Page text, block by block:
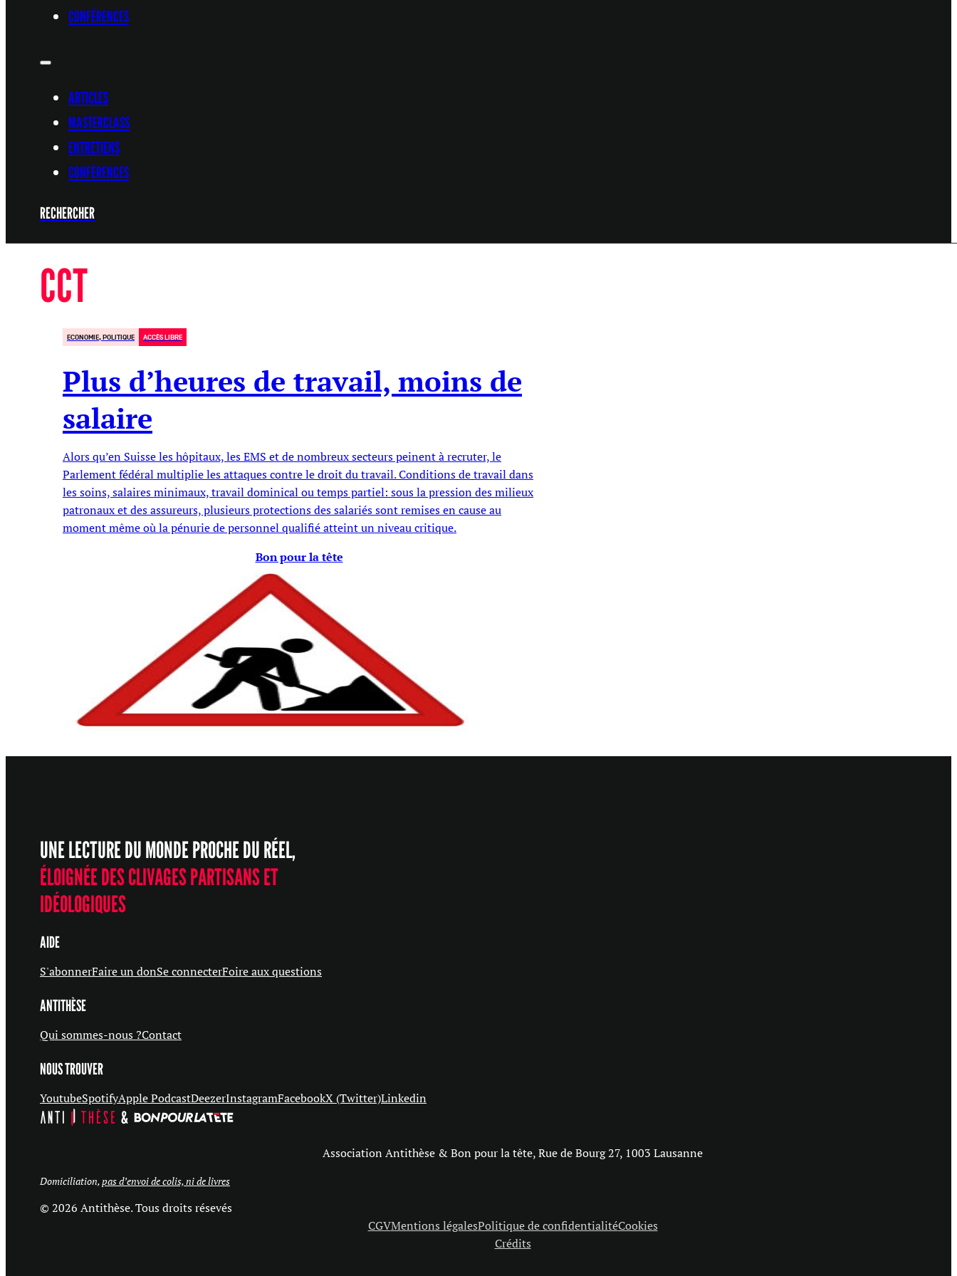
CONFÉRENCES
ARTICLES
MASTERCLASS
ENTRETIENS
CONFÉRENCES
RECHERCHER
CCT
ECONOMIE, POLITIQUE ACCÈS LIBRE
Plus d’heures de travail, moins de
salaire
Alors qu’en Suisse les hôpitaux, les EMS et de nombreux secteurs peinent à recruter, le
Parlement fédéral multiplie les attaques contre le droit du travail. Conditions de travail dans
les soins, salaires minimaux, travail dominical ou temps partiel: sous la pression des milieux
patronaux et des assureurs, plusieurs protections des salariés sont remises en cause au
moment même où la pénurie de personnel qualifié atteint un niveau critique.
Bon pour la tête
UNE LECTURE DU MONDE PROCHE DU RÉEL,
ÉLOIGNÉE DES CLIVAGES PARTISANS ET
IDÉOLOGIQUES
AIDE
S'abonnerFaire un donSe connecterFoire aux questions
ANTITHÈSE
Qui sommes-nous ?Contact
NOUS TROUVER
YoutubeSpotifyApple PodcastDeezerInstagramFacebookX (Twitter)Linkedin
Association Antithèse & Bon pour la tête, Rue de Bourg 27, 1003 Lausanne
Domiciliation,pas d’envoi de colis, ni de livres
© 2026 Antithèse. Tous droits résevés
CGVMentions légalesPolitique de confidentialitéCookies
Crédits